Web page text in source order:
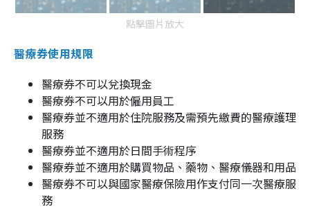
點擊圖片放大
醫療券使用規限
醫療券不可以兌換現金
醫療券不可以用於僱用員工
醫療券並不適用於住院服務及需預先繳費的醫療護理
服務
醫療券並不適用於日間手術程序
醫療券並不適用於購買物品、藥物、醫療儀器和用品
醫療券不可以與國家醫療保險用作支付同一次醫療服
務